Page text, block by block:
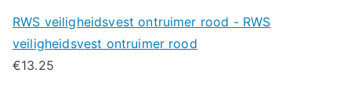
RWS veiligheidsvest ontruimer rood - RWS
veiligheidsvest ontruimer rood
€13.25